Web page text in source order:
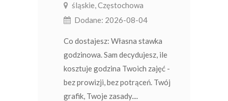
śląskie, Częstochowa
Dodane: 2026-08-04
Co dostajesz: Własna stawka
godzinowa. Sam decydujesz, ile
kosztuje godzina Twoich zajęć -
bez prowizji, bez potrąceń. Twój
grafik, Twoje zasady....